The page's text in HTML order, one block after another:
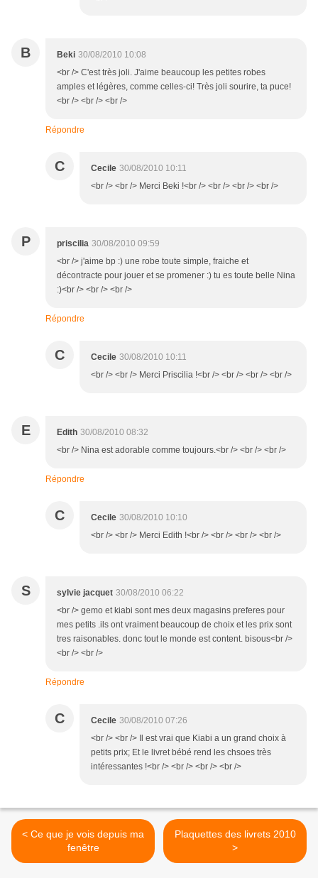
B Beki 30/08/2010 10:08
<br /> C'est très joli. J'aime beaucoup les petites robes
amples et légères, comme celles-ci! Très joli sourire, ta puce!
<br /> <br /> <br />
Répondre
C Cecile 30/08/2010 10:11
<br /> <br /> Merci Beki !<br /> <br /> <br /> <br />
P priscilia 30/08/2010 09:59
<br /> j'aime bp :) une robe toute simple, fraiche et
décontracte pour jouer et se promener :) tu es toute belle Nina
:)<br /> <br /> <br />
Répondre
C Cecile 30/08/2010 10:11
<br /> <br /> Merci Priscilia !<br /> <br /> <br /> <br />
E Edith 30/08/2010 08:32
<br /> Nina est adorable comme toujours.<br /> <br /> <br />
Répondre
C Cecile 30/08/2010 10:10
<br /> <br /> Merci Edith !<br /> <br /> <br /> <br />
S sylvie jacquet 30/08/2010 06:22
<br /> gemo et kiabi sont mes deux magasins preferes pour
mes petits .ils ont vraiment beaucoup de choix et les prix sont
tres raisonables. donc tout le monde est content. bisous<br />
<br /> <br />
Répondre
C Cecile 30/08/2010 07:26
<br /> <br /> Il est vrai que Kiabi a un grand choix à
petits prix; Et le livret bébé rend les chsoes très
intéressantes !<br /> <br /> <br /> <br />
< Ce que je vois depuis ma
fenêtre
Plaquettes des livrets 2010
>